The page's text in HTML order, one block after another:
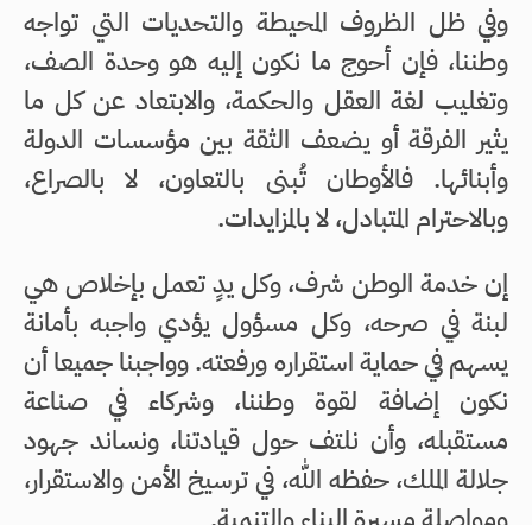
وفي ظل الظروف المحيطة والتحديات التي تواجه
وطننا، فإن أحوج ما نكون إليه هو وحدة الصف،
وتغليب لغة العقل والحكمة، والابتعاد عن كل ما
يثير الفرقة أو يضعف الثقة بين مؤسسات الدولة
وأبنائها. فالأوطان تُبنى بالتعاون، لا بالصراع،
وبالاحترام المتبادل، لا بالمزايدات.
إن خدمة الوطن شرف، وكل يدٍ تعمل بإخلاص هي
لبنة في صرحه، وكل مسؤول يؤدي واجبه بأمانة
يسهم في حماية استقراره ورفعته. وواجبنا جميعا أن
نكون إضافة لقوة وطننا، وشركاء في صناعة
مستقبله، وأن نلتف حول قيادتنا، ونساند جهود
جلالة الملك، حفظه الله، في ترسيخ الأمن والاستقرار،